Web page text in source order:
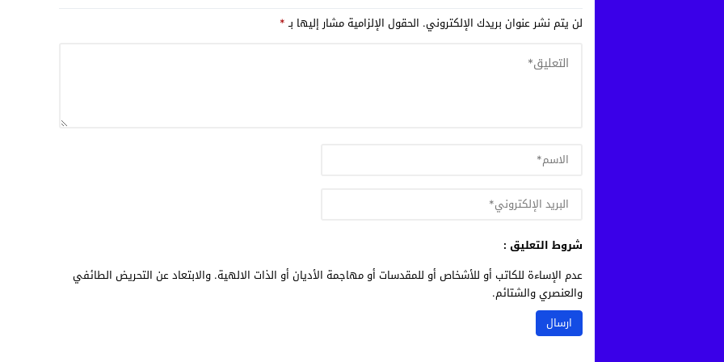
لن يتم نشر عنوان بريدك الإلكتروني. الحقول الإلزامية مشار إليها بـ*
شروط التعليق :
عدم الإساءة للكاتب أو للأشخاص أو للمقدسات أو مهاجمة الأديان أو الذات الالهية. والابتعاد عن التحريض الطائفي
والعنصري والشتائم.